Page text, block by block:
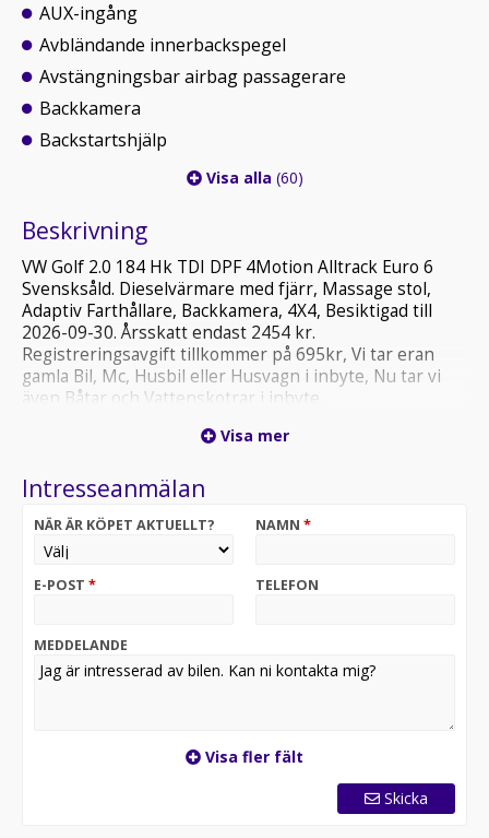
AUX-ingång
Avbländande innerbackspegel
Avstängningsbar airbag passagerare
Backkamera
Backstartshjälp
Visa alla (60)
Beskrivning
VW Golf 2.0 184 Hk TDI DPF 4Motion Alltrack Euro 6
Svensksåld. Dieselvärmare med fjärr, Massage stol,
Adaptiv Farthållare, Backkamera, 4X4, Besiktigad till
2026-09-30. Årsskatt endast 2454 kr.
Registreringsavgift tillkommer på 695kr, Vi tar eran
gamla Bil, Mc, Husbil eller Husvagn i inbyte, Nu tar vi
även Båtar och Vattenskotrar i inbyte,
i Uddevalla. Helförsäkring via Paydrive i 3 månader från
ordnas via Santander, Wasa Kredit, My Money eller
med köp från 6 36 månader. Ring för mer info eller
tidsbokning 0702 759549. Ring alltid innan besök. För
AUTOINVEST AB.
Visa mer
Intresseanmälan
NÄR ÄR KÖPET AKTUELLT? NAMN *
E-POST * TELEFON
MEDDELANDE
Visa fler fält
Skicka